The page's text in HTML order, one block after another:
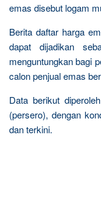
emas disebut logam
Berita daftar harga
dapat dijadikan
menguntungkan bagi
calon penjual emas
Data berikut
(persero), dengan
dan terkini.